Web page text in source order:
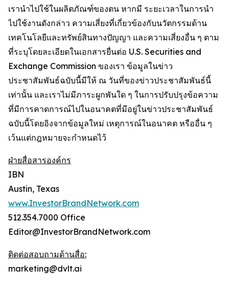
เรานำไปใช้ในผลิตภัณฑ์ของตน หากมี ระยะเวลาในการนำ
ไปใช้งานดังกล่าว ความเสี่ยงที่เกี่ยวข้องกับนวัตกรรมด้าน
เทคโนโลยีและทรัพย์สินทางปัญญา และความเสี่ยงอื่น ๆ ตาม
ที่ระบุโดยละเอียดในเอกสารยื่นต่อ U.S. Securities and
Exchange Commission ของเรา ข้อมูลในข่าว
ประชาสัมพันธ์ฉบับนี้มีให้ ณ วันที่ของข่าวประชาสัมพันธ์นี้
เท่านั้น และเราไม่มีภาระผูกพันใด ๆ ในการปรับปรุงข้อความ
ที่มีการคาดการณ์ไปในอนาคตที่มีอยู่ในข่าวประชาสัมพันธ์
ฉบับนี้โดยอิงจากข้อมูลใหม่ เหตุการณ์ในอนาคต หรืออื่น ๆ
เว้นแต่กฎหมายจะกำหนดไว้
ฝ่ายสื่อสารองค์กร
IBN
Austin, Texas
www.InvestorBrandNetwork.com
512.354.7000 Office
Editor@InvestorBrandNetwork.com
ติดต่อสอบถามด้านสื่อ:
marketing@dvlt.ai